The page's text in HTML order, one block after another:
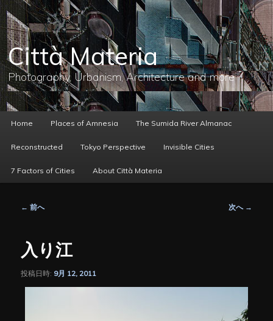
メ
イ
ン
コ
ン
テ
ン
へ
移
動
Città Materia
Photography, Urbanism, Architecture and more
ー
Home Places of Amnesia The Sumida River Almanac
Reconstructed Tokyo Perspective Invisible Cities
7 Factors of Cities About Città Materia
ビ
ゲ
ー
シ
ョ
← 前へ 次へ →
入り江
投稿日時: 9月 12, 2011